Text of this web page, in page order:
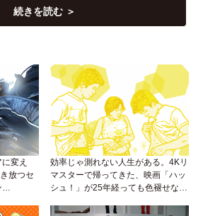
続きを読む ＞
変え
放つセ
効率じゃ測れない人生がある。4Kリ
マスターで帰ってきた、映画「ハッ
シュ！」が25年経っても色褪せない